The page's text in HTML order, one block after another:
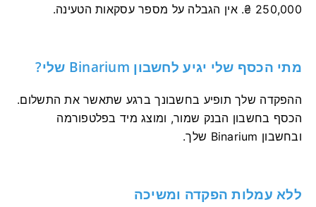
250,000 ₴. אין הגבלה על מספר עסקאות הטעינה.
מתי הכסף שלי יגיע לחשבון Binarium שלי?
ההפקדה שלך תופיע בחשבונך ברגע שתאשר את התשלום.
הכסף בחשבון הבנק שמור, ומוצג מיד בפלטפורמה
ובחשבון Binarium שלך.
ללא עמלות הפקדה ומשיכה